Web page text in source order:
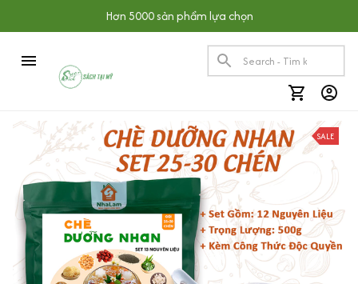
Hơn 5000 sản phẩm lựa chọn
SALE